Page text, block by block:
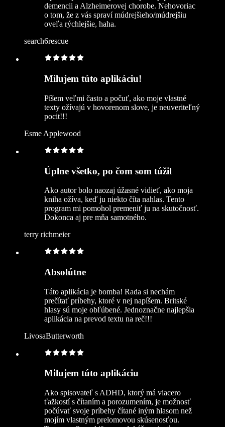
demencii a Alzheimerovej chorobe. Nehovoriac
o tom, že z vás spraví múdrejšieho/múdrejšiu
oveľa rýchlejšie, haha.
search6rescue
Milujem túto aplikáciu!
Píšem veľmi často a počuť, ako moje vlastné
texty ožívajú v hovorenom slove, je neuveriteľný
pocit!!!
Esme Applewood
Úplne všetko, po čom som túžil
Ako autor bolo naozaj úžasné vidieť, ako moja
kniha ožíva, keď ju niekto číta nahlas. Tento
program mi pomohol premeniť ju na skutočnosť.
Dokonca aj pre mňa samotného.
terry richmeier
Absolútne
Táto aplikácia je bomba! Rada si nechám
prečítať príbehy, ktoré v nej napíšem. Britské
hlasy sú moje obľúbené. Jednoznačne najlepšia
aplikácia na prevod textu na reč!!!
LivosaButterworth
Milujem túto aplikáciu
Ako spisovateľ s ADHD, ktorý má viacero
ťažkostí s čítaním a porozumením, je možnosť
počúvať svoje príbehy čítané iným hlasom než
mojím vlastným prelomovou skúsenosťou.